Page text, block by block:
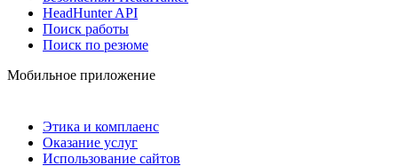
HeadHunter API
Поиск работы
Поиск по резюме
Мобильное приложение
Этика и комплаенс
Оказание услуг
Использование сайтов